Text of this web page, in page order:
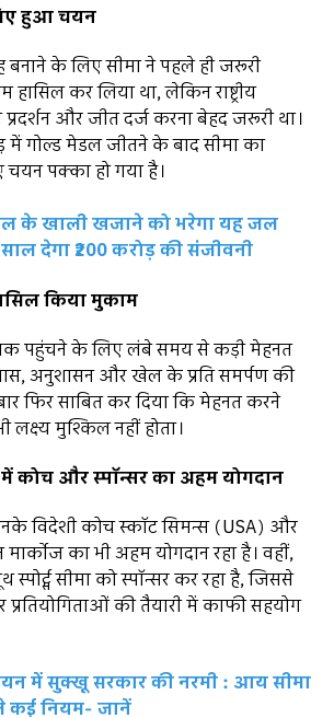
हुआ चयन
के लिए सीमा ने पहले ही जरूरी
कर लिया था, लेकिन राष्ट्रीय
प्रदर्शन और जीत दर्ज करना बेहद जरूरी था।
में गोल्ड मेडल जीतने के बाद सीमा का
पक्का हो गया है।
के खाली खजाने को भरेगा यह जल
साल देगा ₹200 करोड़ की संजीवनी
किया मुकाम
पहुंचने के लिए लंबे समय से कड़ी मेहनत
अनुशासन और खेल के प्रति समर्पण की
फिर साबित कर दिया कि मेहनत करने
लक्ष्य मुश्किल नहीं होता।
कोच और स्पॉन्सर का अहम योगदान
विदेशी कोच स्कॉट सिमन्स (USA) और
का भी अहम योगदान रहा है। वहीं,
सीमा को स्पॉन्सर कर रहा है, जिससे
प्रतियोगिताओं की तैयारी में काफी सहयोग
में सुक्खू सरकार की नरमी : आय सीमा
कई नियम- जानें